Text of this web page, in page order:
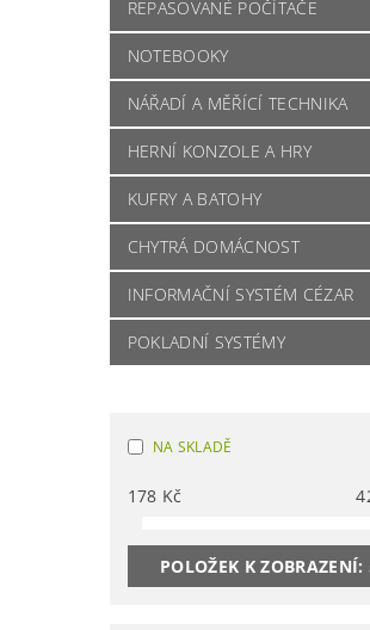
REPASOVANÉ POČÍTAČE
NOTEBOOKY
NÁŘADÍ A MĚŘÍCÍ TECHNIKA
HERNÍ KONZOLE A HRY
KUFRY A BATOHY
CHYTRÁ DOMÁCNOST
INFORMAČNÍ SYSTÉM CÉZAR
POKLADNÍ SYSTÉMY
NA SKLADĚ
178 Kč
POLOŽEK K ZOBRAZENÍ: